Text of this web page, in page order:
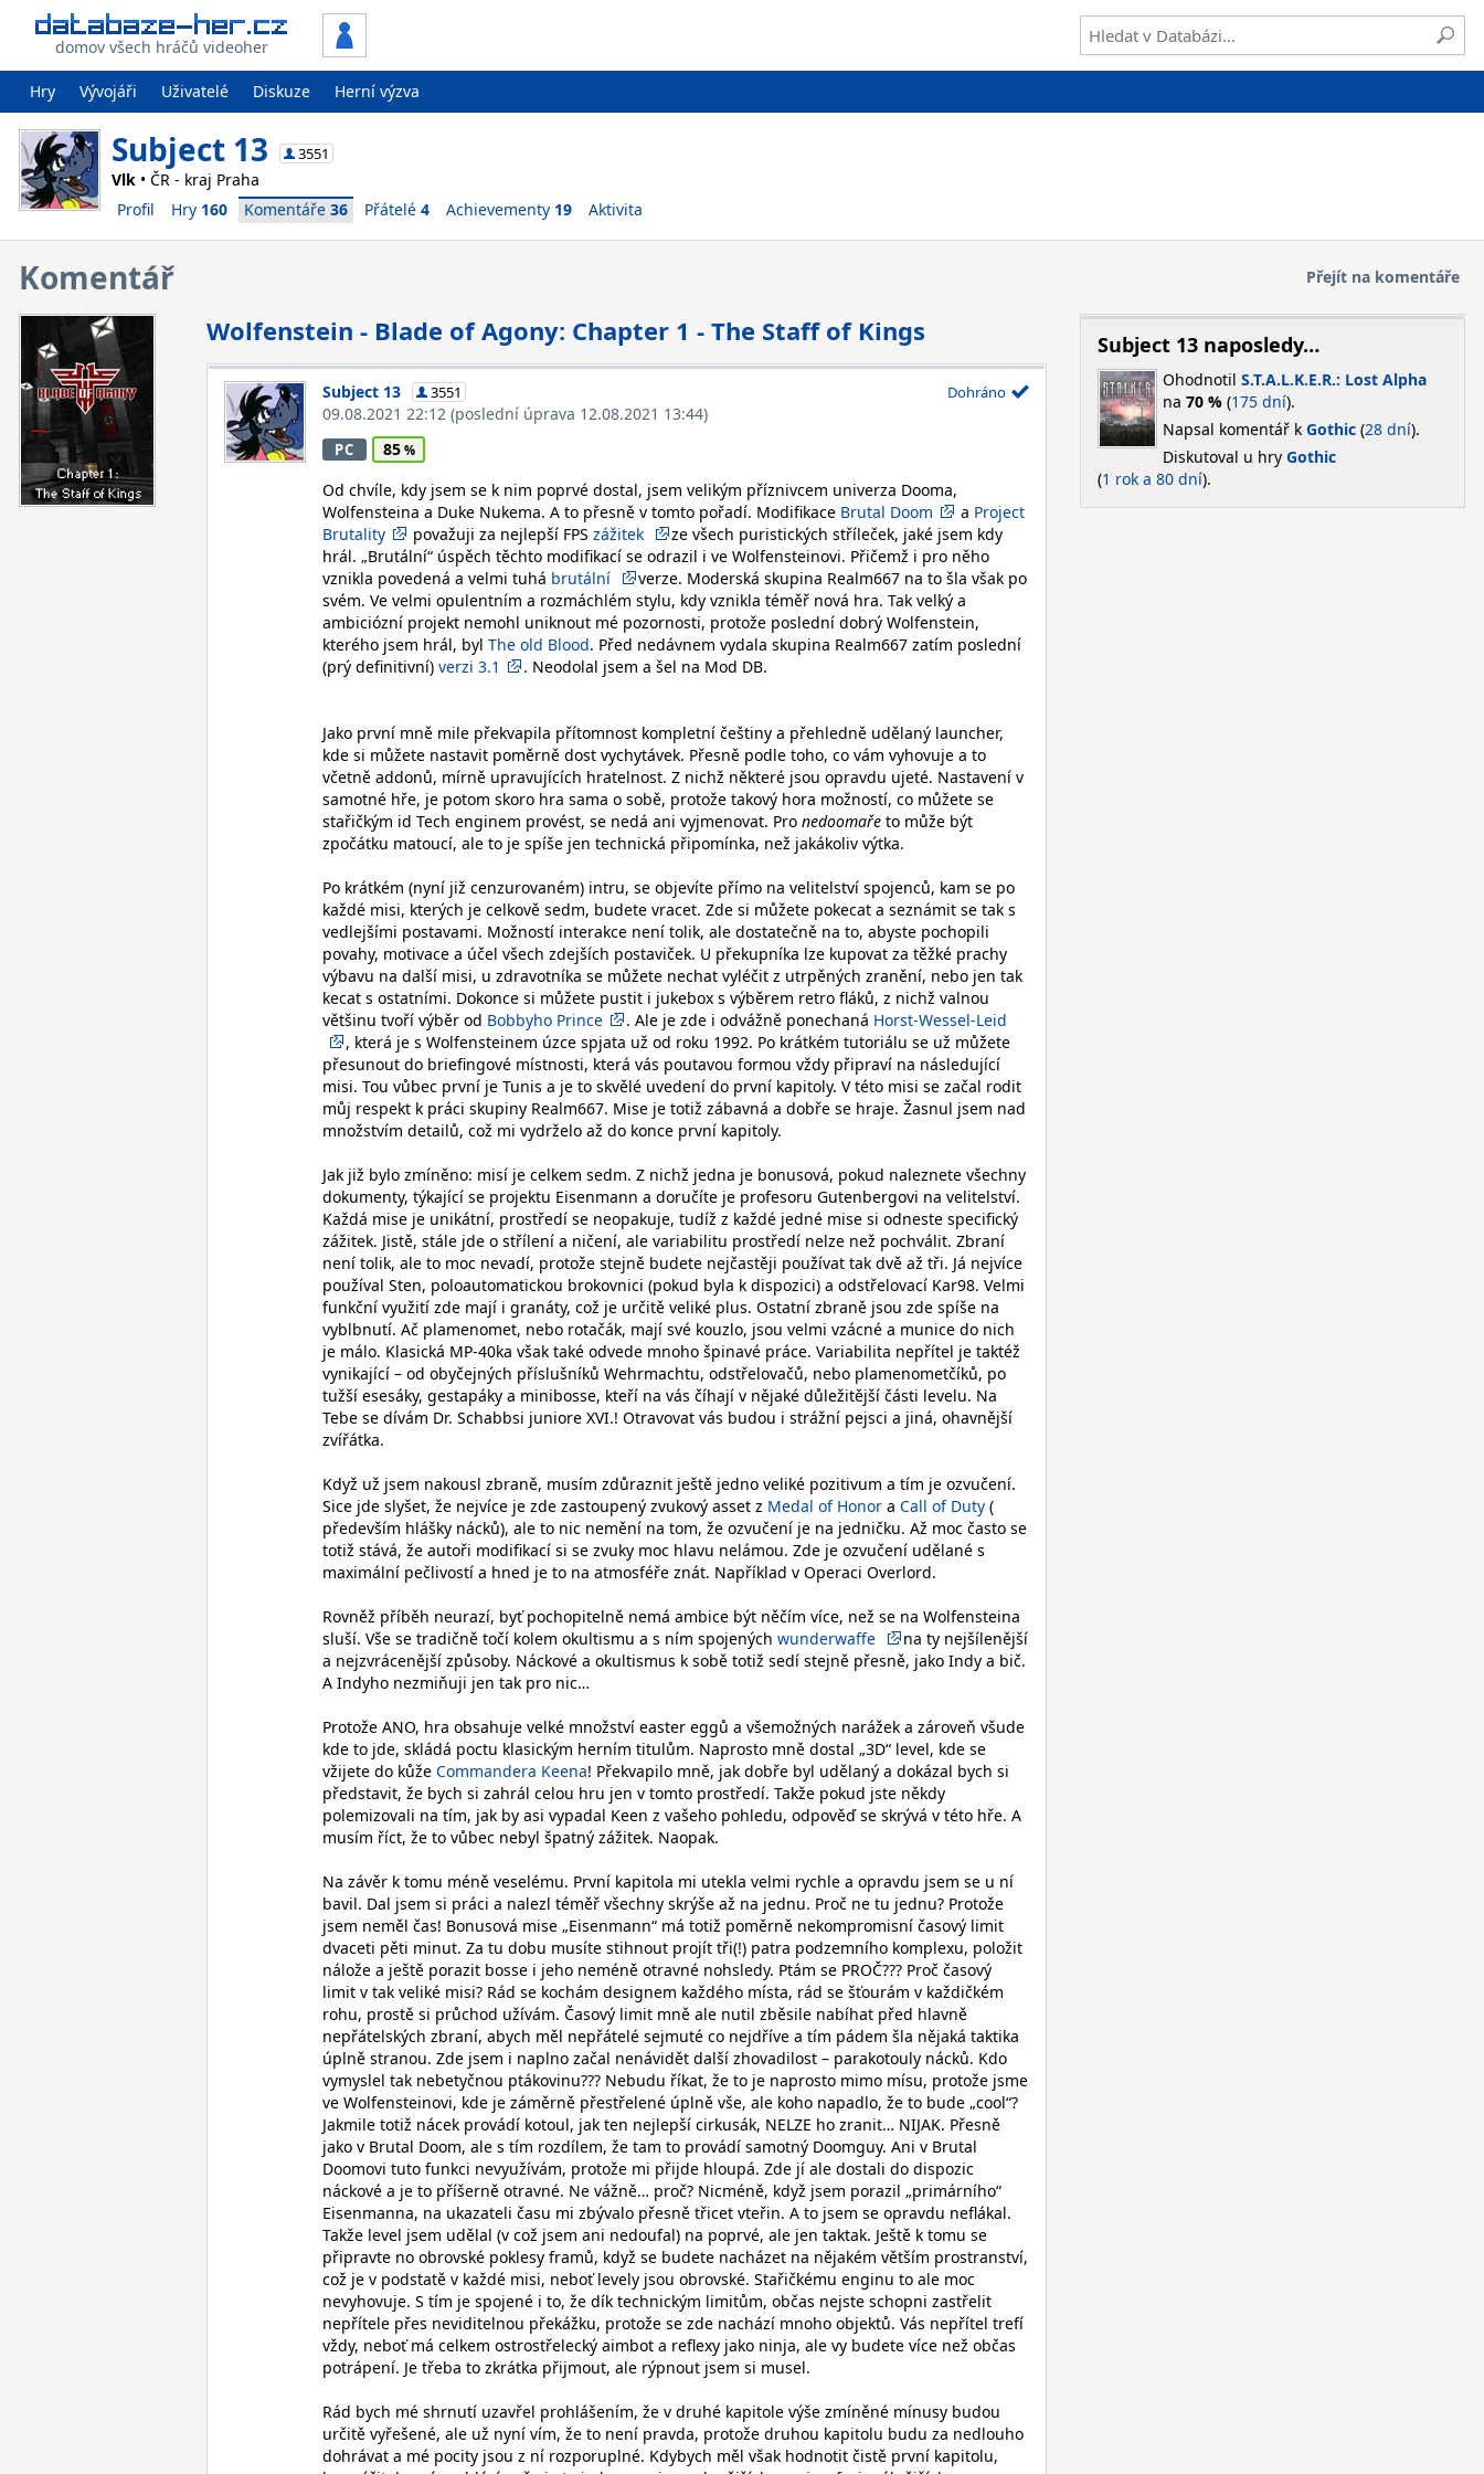
domov všech hráčů videoher
Hry Vývojáři Uživatelé Diskuze Herní výzva
Subject 13 3551
Vlk • ČR - kraj Praha
Profil
Hry 160 Komentáře 36 Přátelé 4 Achievementy 19 Aktivita
Komentář Přejít na komentáře
Wolfenstein - Blade of Agony: Chapter 1 - The Staff of Kings
Subject 13 3551
09.08.2021 22:12 (poslední úprava 12.08.2021 13:44)
Dohráno
PC
85
Od chvíle, kdy jsem se k nim poprvé dostal, jsem velikým příznivcem univerza Dooma,
Wolfensteina a Duke Nukema. A to přesně v tomto pořadí. Modifikace Brutal Doom a Project
Brutality
považuji za nejlepší FPS zážitek
ze všech puristických stříleček, jaké jsem kdy
hrál. „Brutální“ úspěch těchto modifikací se odrazil i ve Wolfensteinovi. Přičemž i pro něho
vznikla povedená a velmi tuhá brutální
verze. Moderská skupina Realm667 na to šla však po
svém. Ve velmi opulentním a rozmáchlém stylu, kdy vznikla téměř nová hra. Tak velký a
ambiciózní projekt nemohl uniknout mé pozornosti, protože poslední dobrý Wolfenstein,
kterého jsem hrál, byl The old Blood. Před nedávnem vydala skupina Realm667 zatím poslední
(prý definitivní) verzi 3.1 . Neodolal jsem a šel na Mod DB.
Jako první mně mile překvapila přítomnost kompletní češtiny a přehledně udělaný launcher,
kde si můžete nastavit poměrně dost vychytávek. Přesně podle toho, co vám vyhovuje a to
včetně addonů, mírně upravujících hratelnost. Z nichž některé jsou opravdu ujeté. Nastavení v
samotné hře, je potom skoro hra sama o sobě, protože takový hora možností, co můžete se
stařičkým id Tech enginem provést, se nedá ani vyjmenovat. Pro nedoomaře to může být
zpočátku matoucí, ale to je spíše jen technická připomínka, než jakákoliv výtka.
Po krátkém (nyní již cenzurovaném) intru, se objevíte přímo na velitelství spojenců, kam se po
každé misi, kterých je celkově sedm, budete vracet. Zde si můžete pokecat a seznámit se tak s
vedlejšími postavami. Možností interakce není tolik, ale dostatečně na to, abyste pochopili
povahy, motivace a účel všech zdejších postaviček. U překupníka lze kupovat za těžké prachy
výbavu na další misi, u zdravotníka se můžete nechat vyléčit z utrpěných zranění, nebo jen tak
kecat s ostatními. Dokonce si můžete pustit i jukebox s výběrem retro fláků, z nichž valnou
většinu tvoří výběr od Bobbyho Prince . Ale je zde i odvážně ponechaná Horst-Wessel-Leid
, která je s Wolfensteinem úzce spjata už od roku 1992. Po krátkém tutoriálu se už můžete
přesunout do briefingové místnosti, která vás poutavou formou vždy připraví na následující
misi. Tou vůbec první je Tunis a je to skvělé uvedení do první kapitoly. V této misi se začal rodit
můj respekt k práci skupiny Realm667. Mise je totiž zábavná a dobře se hraje. Žasnul jsem nad
množstvím detailů, což mi vydrželo až do konce první kapitoly.
Jak již bylo zmíněno: misí je celkem sedm. Z nichž jedna je bonusová, pokud naleznete všechny
dokumenty, týkající se projektu Eisenmann a doručíte je profesoru Gutenbergovi na velitelství.
Každá mise je unikátní, prostředí se neopakuje, tudíž z každé jedné mise si odneste specifický
zážitek. Jistě, stále jde o střílení a ničení, ale variabilitu prostředí nelze než pochválit. Zbraní
není tolik, ale to moc nevadí, protože stejně budete nejčastěji používat tak dvě až tři. Já nejvíce
používal Sten, poloautomatickou brokovnici (pokud byla k dispozici) a odstřelovací Kar98. Velmi
funkční využití zde mají i granáty, což je určitě veliké plus. Ostatní zbraně jsou zde spíše na
vyblbnutí. Ač plamenomet, nebo rotačák, mají své kouzlo, jsou velmi vzácné a munice do nich
je málo. Klasická MP-40ka však také odvede mnoho špinavé práce. Variabilita nepřítel je taktéž
vynikající – od obyčejných příslušníků Wehrmachtu, odstřelovačů, nebo plamenometčíků, po
tužší esesáky, gestapáky a minibosse, kteří na vás číhají v nějaké důležitější části levelu. Na
Tebe se dívám Dr. Schabbsi juniore XVI.! Otravovat vás budou i strážní pejsci a jiná, ohavnější
zvířátka.
Když už jsem nakousl zbraně, musím zdůraznit ještě jedno veliké pozitivum a tím je ozvučení.
Sice jde slyšet, že nejvíce je zde zastoupený zvukový asset z Medal of Honor a Call of Duty (
především hlášky nácků), ale to nic nemění na tom, že ozvučení je na jedničku. Až moc často se
totiž stává, že autoři modifikací si se zvuky moc hlavu nelámou. Zde je ozvučení udělané s
maximální pečlivostí a hned je to na atmosféře znát. Například v Operaci Overlord.
Rovněž příběh neurazí, byť pochopitelně nemá ambice být něčím více, než se na Wolfensteina
sluší. Vše se tradičně točí kolem okultismu a s ním spojených wunderwaffe
na ty nejšílenější
a nejzvrácenější způsoby. Náckové a okultismus k sobě totiž sedí stejně přesně, jako Indy a bič.
A Indyho nezmiňuji jen tak pro nic…
Protože ANO, hra obsahuje velké množství easter eggů a všemožných narážek a zároveň všude
kde to jde, skládá poctu klasickým herním titulům. Naprosto mně dostal „3D“ level, kde se
vžijete do kůže Commandera Keena! Překvapilo mně, jak dobře byl udělaný a dokázal bych si
představit, že bych si zahrál celou hru jen v tomto prostředí. Takže pokud jste někdy
polemizovali na tím, jak by asi vypadal Keen z vašeho pohledu, odpověď se skrývá v této hře. A
musím říct, že to vůbec nebyl špatný zážitek. Naopak.
Na závěr k tomu méně veselému. První kapitola mi utekla velmi rychle a opravdu jsem se u ní
bavil. Dal jsem si práci a nalezl téměř všechny skrýše až na jednu. Proč ne tu jednu? Protože
jsem neměl čas! Bonusová mise „Eisenmann“ má totiž poměrně nekompromisní časový limit
dvaceti pěti minut. Za tu dobu musíte stihnout projít tři(!) patra podzemního komplexu, položit
nálože a ještě porazit bosse i jeho neméně otravné nohsledy. Ptám se PROČ??? Proč časový
limit v tak veliké misi? Rád se kochám designem každého místa, rád se šťourám v každičkém
rohu, prostě si průchod užívám. Časový limit mně ale nutil zběsile nabíhat před hlavně
nepřátelských zbraní, abych měl nepřátelé sejmuté co nejdříve a tím pádem šla nějaká taktika
úplně stranou. Zde jsem i naplno začal nenávidět další zhovadilost – parakotouly nácků. Kdo
vymyslel tak nebetyčnou ptákovinu??? Nebudu říkat, že to je naprosto mimo mísu, protože jsme
ve Wolfensteinovi, kde je záměrně přestřelené úplně vše, ale koho napadlo, že to bude „cool“?
Jakmile totiž nácek provádí kotoul, jak ten nejlepší cirkusák, NELZE ho zranit… NIJAK. Přesně
jako v Brutal Doom, ale s tím rozdílem, že tam to provádí samotný Doomguy. Ani v Brutal
Doomovi tuto funkci nevyužívám, protože mi přijde hloupá. Zde jí ale dostali do dispozic
náckové a je to příšerně otravné. Ne vážně… proč? Nicméně, když jsem porazil „primárního“
Eisenmanna, na ukazateli času mi zbývalo přesně třicet vteřin. A to jsem se opravdu neflákal.
Takže level jsem udělal (v což jsem ani nedoufal) na poprvé, ale jen taktak. Ještě k tomu se
připravte no obrovské poklesy framů, když se budete nacházet na nějakém větším prostranství,
což je v podstatě v každé misi, neboť levely jsou obrovské. Stařičkému enginu to ale moc
nevyhovuje. S tím je spojené i to, že dík technickým limitům, občas nejste schopni zastřelit
nepřítele přes neviditelnou překážku, protože se zde nachází mnoho objektů. Vás nepřítel trefí
vždy, neboť má celkem ostrostřelecký aimbot a reflexy jako ninja, ale vy budete více než občas
potrápení. Je třeba to zkrátka přijmout, ale rýpnout jsem si musel.
Rád bych mé shrnutí uzavřel prohlášením, že v druhé kapitole výše zmíněné mínusy budou
určitě vyřešené, ale už nyní vím, že to není pravda, protože druhou kapitolu budu za nedlouho
dohrávat a mé pocity jsou z ní rozporuplné. Kdybych měl však hodnotit čistě první kapitolu,
Subject 13 naposledy…
Ohodnotil S.T.A.L.K.E.R.: Lost Alpha
na 70 %(175 dní).
Napsal komentář k Gothic(28 dní).
Diskutoval u hry Gothic
(1 rok a 80 dní).